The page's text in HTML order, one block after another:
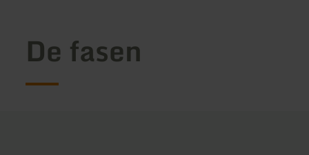
De fasen